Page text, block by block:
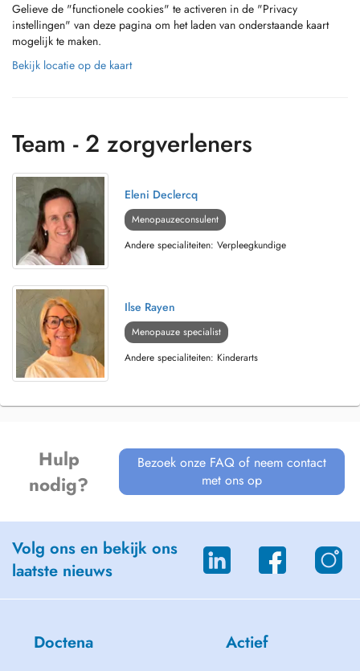
Gelieve de "functionele cookies" te activeren in de "Privacy
instellingen" van deze pagina om het laden van onderstaande kaart
mogelijk te maken.
Bekijk locatie op de kaart
Team - 2 zorgverleners
Eleni Declercq
Menopauzeconsulent
Andere specialiteiten: Verpleegkundige
Ilse Rayen
Menopauze specialist
Andere specialiteiten: Kinderarts
Hulp
nodig?
Bezoek onze FAQ of neem contact
met ons op
Volg ons en bekijk ons
laatste nieuws
Doctena Actief